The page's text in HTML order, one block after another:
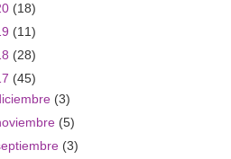
(18)
(11)
(28)
(45)
(3)
(5)
(3)